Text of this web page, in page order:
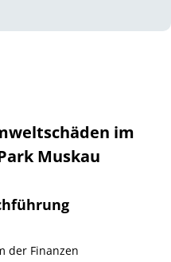
im
Muskau
der Finanzen